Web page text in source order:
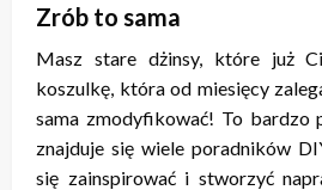
Zrób to sama
Masz stare dżinsy, które już
koszulkę, która od miesięcy
sama zmodyfikować! To bardzo
znajduje się wiele poradników
się zainspirować i stworzyć